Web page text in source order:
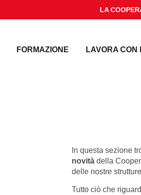
LA
FORMAZIONE LAVORA CON
In questa sezione
novitàdella
delle nostre
Tutto ciò che